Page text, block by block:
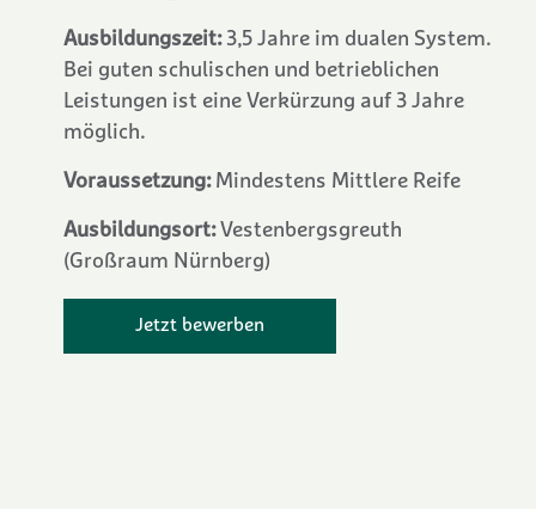
Ausbildungszeit: 3,5 Jahre im dualen System.
Bei guten schulischen und betrieblichen
Leistungen ist eine Verkürzung auf 3 Jahre
möglich.
Voraussetzung: Mindestens Mittlere Reife
Ausbildungsort: Vestenbergsgreuth
(Großraum Nürnberg)
Jetzt bewerben